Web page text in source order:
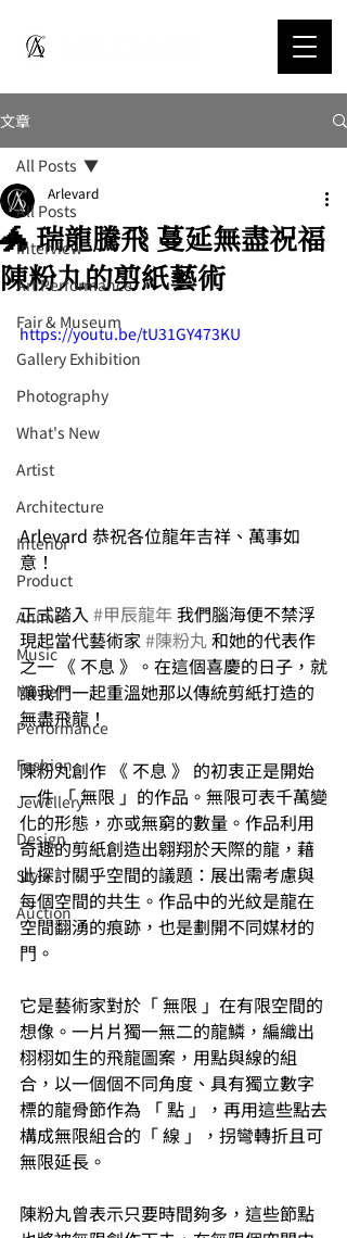
文章
All Posts
Interview
Art Performance
Fair & Museum
Gallery Exhibition
Photography
What's New
Artist
Architecture
Interior
⁠⁠Product
Anime
Music
⁠⁠Movie
⁠⁠Performance
⁠Fashion
⁠⁠Jewellery
Design
Style
Auction
All Posts
🐲 瑞龍騰飛 蔓延無盡祝福
陳粉丸的剪紙藝術
Arlevard
https://youtu.be/tU31GY473KU
Arlevard 恭祝各位龍年吉祥、萬事如
意！
正式踏入 #甲辰龍年 我們腦海便不禁浮
現起當代藝術家 #陳粉丸 和她的代表作
之一 《 不息 》。在這個喜慶的日子，就
讓我們一起重溫她那以傳統剪紙打造的
無盡飛龍！
陳粉丸創作 《 不息 》 的初衷正是開始
一件 「 無限 」的作品。無限可表千萬變
化的形態，亦或無窮的數量。作品利用
奇趣的剪紙創造出翱翔於天際的龍，藉
此探討關乎空間的議題：展出需考慮與
每個空間的共生。作品中的光紋是龍在
空間翻湧的痕跡，也是劃開不同媒材的
門。
它是藝術家對於「 無限 」在有限空間的
想像。一片片獨一無二的龍鱗，編織出
栩栩如生的飛龍圖案，用點與線的組
合，以一個個不同角度、具有獨立數字
標的龍骨節作為 「 點 」，再用這些點去
構成無限組合的「 線 」，拐彎轉折且可
無限延長。
陳粉丸曾表示只要時間夠多，這些節點